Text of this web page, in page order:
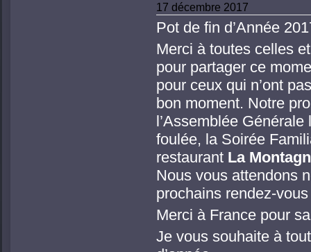
17 décembre 2017
Pot de fin d’Année
Merci à toutes celles
pour partager ce
pour ceux qui n’ont
bon moment. Notre
l’Assemblée
foulée, la Soirée
restaurant La
Nous vous attendons
prochains rendez-
Merci à France pour
Je vous souhaite à